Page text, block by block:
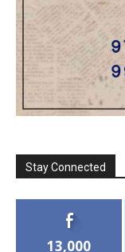
Stay Connected
13,000